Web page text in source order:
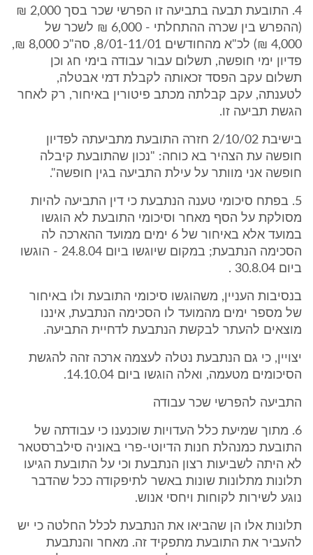
4. התובעת תבעה בתביעה זו הפרשי שכר בסך 2,000 ₪
(ההפרש בין שכרה ההתחלתי - 6,000 ₪ לשכר של
4,000 ₪) לכ"א מהחודשים 8/01-11/01, סה"כ 8,000 ₪,
פדיון ימי חופשה, תשלום עבור עבודה בימי חג וכן
תשלום עקב הפסד זכאותה לקבלת דמי אבטלה,
לטענתה, עקב קבלתה מכתב פיטורין באיחור, רק לאחר
הגשת תביעה זו.
בישיבת 2/10/02 חזרה התובעת מתביעתה לפדיון
חופשה עת הצהיר בא כוחה: "נכון שהתובעת קיבלה
חופשה אני מוותר על עילת התביעה בגין חופשה".
5. בפתח סיכומי טענה הנתבעת כי דין התביעה להיות
מסולקת על הסף מאחר וסיכומי התובעת לא הוגשו
במועד אלא באיחור של 6 ימים ממועד ההארכה לה
הסכימה הנתבעת; במקום שיוגשו ביום 24.8.04 - הוגשו
ביום 30.8.04 .
בנסיבות העניין, משהוגשו סיכומי התובעת ולו באיחור
של מספר ימים מהמועד לו הסכימה הנתבעת, איננו
מוצאים להעתר לבקשת הנתבעת לדחיית התביעה.
יצויין, כי גם הנתבעת נטלה לעצמה ארכה זהה להגשת
הסיכומים מטעמה, ואלה הוגשו ביום 14.10.04.
התביעה להפרשי שכר עבודה
6. מתוך שמיעת כלל העדויות שוכנענו כי עבודתה של
התובעת כמנהלת חנות הדיוטי-פרי באוניה סילברסטאר
לא היתה לשביעות רצון הנתבעת וכי על התובעת הגיעו
תלונות מתלונות שונות באשר לתיפקודה ככל שהדבר
נוגע לשירות לקוחות ויחסי אנוש.
תלונות אלו הן שהביאו את הנתבעת לכלל החלטה כי יש
להעביר את התובעת מתפקיד זה. מאחר והנתבעת